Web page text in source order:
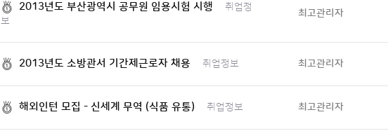
2013년도 부산광역시 공무원 임용시험 시행
취업정
보
최고관리자
2013년도 소방관서 기간제근로자 채용 취업정보 최고관리자
해외인턴 모집 - 신세계 무역 (식품 유통) 취업정보 최고관리자